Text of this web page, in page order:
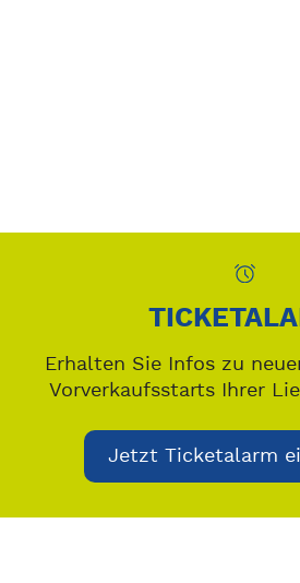
Erhalten Sie Infos zu
Vorverkaufsstarts Ihrer
Jetzt Ticketalarm